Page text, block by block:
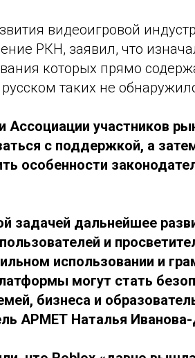
видеоигровой
РКН, заявил, что
которых прямо
таких не
Ассоциации участников
с поддержкой, а
особенности
задачей дальнейшее
и
использовании и
могут стать
бизнеса и
АРМЕТ Наталья